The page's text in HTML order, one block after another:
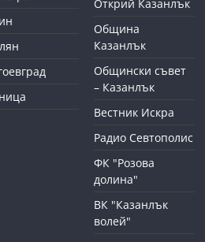
Открий Казанлък
Община
Казанлък
Общински съвет
– Казанлък
Вестник Искра
Радио Севтополис
ФК "Розова
долина"
ВК "Казанлък
волей"